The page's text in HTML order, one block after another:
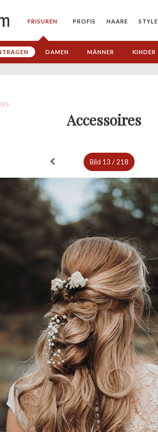
FRISUREN PROFIS HAARE STYLE
DAMEN MÄNNER KINDER
Accessoires
Bild 13 / 218